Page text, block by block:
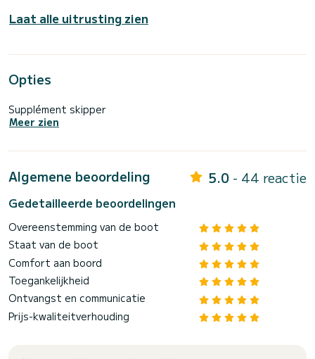
Laat alle uitrusting zien
Opties
Supplément skipper
Meer zien
Algemene beoordeling 5.0 - 44 reactie
Gedetailleerde beoordelingen
Overeenstemming van de boot
Staat van de boot
Comfort aan boord
Toegankelijkheid
Ontvangst en communicatie
Prijs-kwaliteitverhouding